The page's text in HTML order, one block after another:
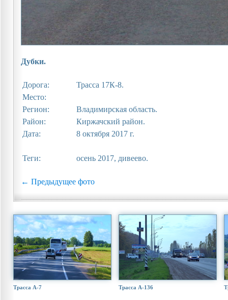
Дубки.
Дорога:
Трасса 17К-8.
Место:
Регион:
Владимирская область.
Район:
Киржачский район.
Дата:
8 октября 2017 г.
Теги: осень 2017, дивеево.
← Предыдущее фото
Трасса А-7 Трасса А-136